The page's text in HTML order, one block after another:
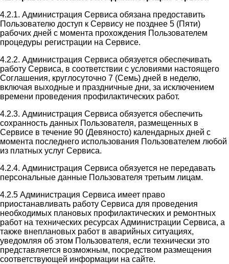
4.2.1. Администрация Сервиса обязана предоставить
Пользователю доступ к Сервису не позднее 5 (Пяти)
рабочих дней с момента прохождения Пользователем
процедуры регистрации на Сервисе.
4.2.2. Администрация Сервиса обязуется обеспечивать
работу Сервиса, в соответствии с условиями настоящего
Соглашения, круглосуточно 7 (Семь) дней в неделю,
включая выходные и праздничные дни, за исключением
времени проведения профилактических работ.
4.2.3. Администрация Сервиса обязуется обеспечить
сохранность данных Пользователя, размещенных в
Сервисе в течение 90 (Девяносто) календарных дней с
момента последнего использования Пользователем любой
из платных услуг Сервиса.
4.2.4. Администрация Сервиса обязуется не передавать
персональные данные Пользователя третьим лицам.
4.2.5 Администрация Сервиса имеет право
приостанавливать работу Сервиса для проведения
необходимых плановых профилактических и ремонтных
работ на технических ресурсах Администрации Сервиса, а
также внеплановых работ в аварийных ситуациях,
уведомляя об этом Пользователя, если технически это
представляется возможным, посредством размещения
соответствующей информации на сайте.